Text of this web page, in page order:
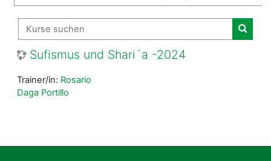
Kurse suchen
Kurse
Sufismus und Shari´a -2024
Trainer/in: Rosario
Daga Portillo